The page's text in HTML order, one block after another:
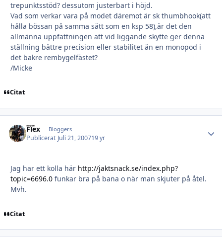
trepunktsstöd? dessutom justerbart i höjd.
Vad som verkar vara på modet däremot är sk thumbhook(att
hålla bössan på samma sätt som en ksp 58),är det den
allmänna uppfattningen att vid liggande skytte ger denna
ställning bättre precision eller stabilitet än en monopod i
det bakre rembygelfästet?
/Micke
Citat
Flex Bloggers
Publicerat Juli 21, 200719 yr
Jag har ett kolla här http://jaktsnack.se/index.php?
topic=6696.0 funkar bra på bana o när man skjuter på åtel.
Mvh.
Citat